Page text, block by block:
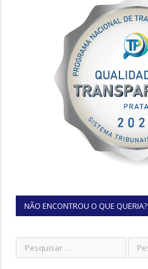
NÃO ENCONTROU O QUE QUERIA?